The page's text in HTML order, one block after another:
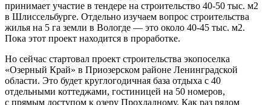
принимает участие в тендере на строительство 40-50 тыс. м2
в Шлиссельбурге. Отдельно изучаем вопрос строительства
жилья на 5 га земли в Вологде — это около 40-45 тыс. м2.
Пока этот проект находится в проработке.
Но сейчас стартовал проект строительства экопоселка
«Озерный Край» в Приозерском районе Ленинградской
области. Это будет круглогодичная база отдыха с 40
отдельными коттеджами, гостиницей на 50 номеров,
с прямым доступом к озеру Прохладному. Как раз рядом